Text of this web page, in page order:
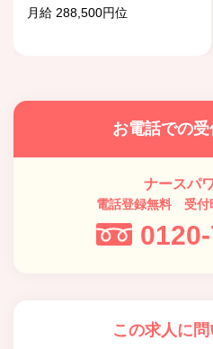
月給 288,500円位
お電話での
ナースパ
電話登録無料 受付
この求人に